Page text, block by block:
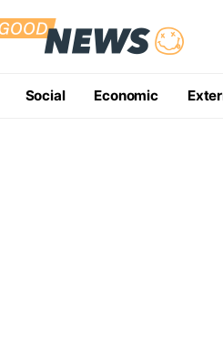
Social Economic